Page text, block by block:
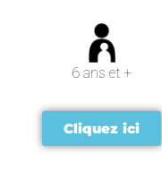
6 ans et +
Cliquez ici